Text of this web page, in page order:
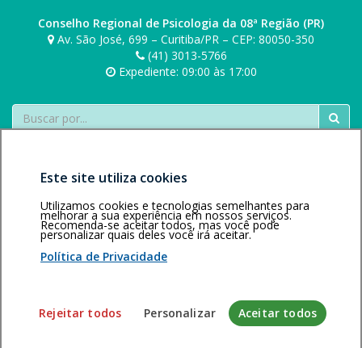
o
s
Conselho Regional de Psicologia da 08ª Região (PR)
Av. São José, 699 – Curitiba/PR – CEP: 80050-350
(41) 3013-5766
Expediente: 09:00 às 17:00
Buscar
Área restritaPolítica de
privacidade
Personalização
de cookies
Voltar ao topo
Sistema desenvolvido pela Gerência de Tecnologia da
Este site utiliza cookies
Utilizamos cookies e tecnologias semelhantes para
melhorar a sua experiência em nossos serviços.
Recomenda-se aceitar todos, mas você pode
personalizar quais deles você irá aceitar.
Política de Privacidade
Rejeitar todos Personalizar Aceitar todos